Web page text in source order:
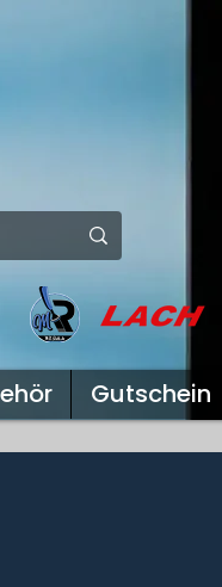
Gutschein